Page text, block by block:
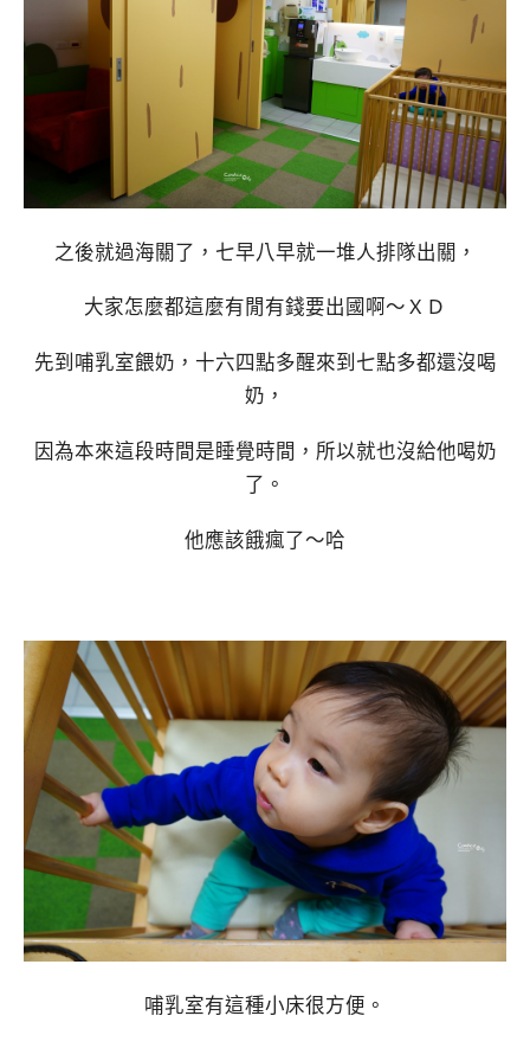
之後就過海關了，七早八早就一堆人排隊出關，
大家怎麼都這麼有閒有錢要出國啊～ＸＤ
先到哺乳室餵奶，十六四點多醒來到七點多都還沒喝
奶，
因為本來這段時間是睡覺時間，所以就也沒給他喝奶
了。
他應該餓瘋了～哈
哺乳室有這種小床很方便。